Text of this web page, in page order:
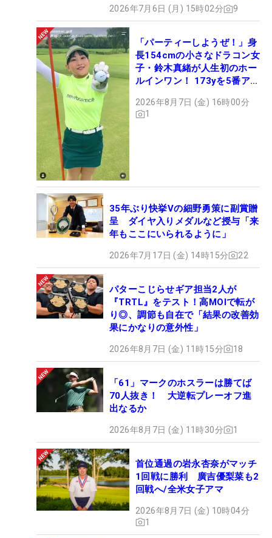
2026年7月6日 (月) 15時02分 9
「パーティーしようぜ！」身
長154cmの小さなドラコン女
子・鈴木真緒が人生初のホー
ルインワン！ 173yを5番アイ
2026年8月7日 (金) 16時00分
1
35年ぶり快挙Vの細野勇策に副賞贈
呈 ダイヤ入りメダルなど授与「来
年もここにいられるように」
2026年7月17日 (金) 14時15分 22
パターこじらせギア担当2人が
『TRTL』をテスト！高MOIで転が
り◎、調節も自在で「結果の改善効
果にかなりの意外性」
2026年8月7日 (金) 11時15分 18
「61」マークのホスラーは勝てば
70人抜き！ 大逆転プレーオフ進
出なるか
2026年8月7日 (金) 11時30分 1
首位通過の岩永杏奈がマッチ
1回戦に勝利 廣吉優梨菜も2
回戦へ/全米女子アマ
2026年8月7日 (金) 10時04分
1